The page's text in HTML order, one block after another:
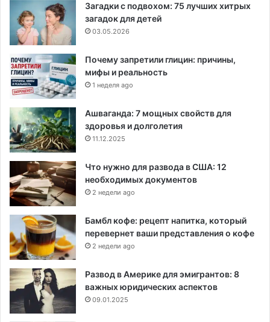
Загадки с подвохом: 75 лучших хитрых
загадок для детей
03.05.2026
Почему запретили глицин: причины,
мифы и реальность
1 неделя ago
Ашваганда: 7 мощных свойств для
здоровья и долголетия
11.12.2025
Что нужно для развода в США: 12
необходимых документов
2 недели ago
Бамбл кофе: рецепт напитка, который
перевернет ваши представления о кофе
2 недели ago
Развод в Америке для эмигрантов: 8
важных юридических аспектов
09.01.2025